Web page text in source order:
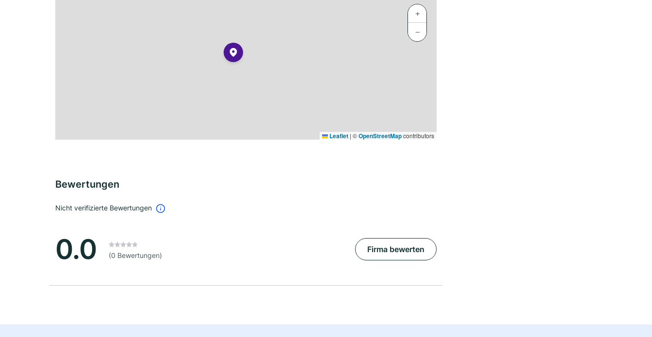
+
−
Leaflet | ©OpenStreetMapcontributors
Bewertungen
Nicht verifizierte Bewertungen
0.0 (0 Bewertungen)
Firma bewerten